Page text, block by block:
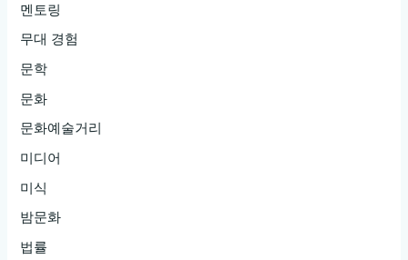
멘토링
무대 경험
문학
문화
문화예술거리
미디어
미식
밤문화
법률